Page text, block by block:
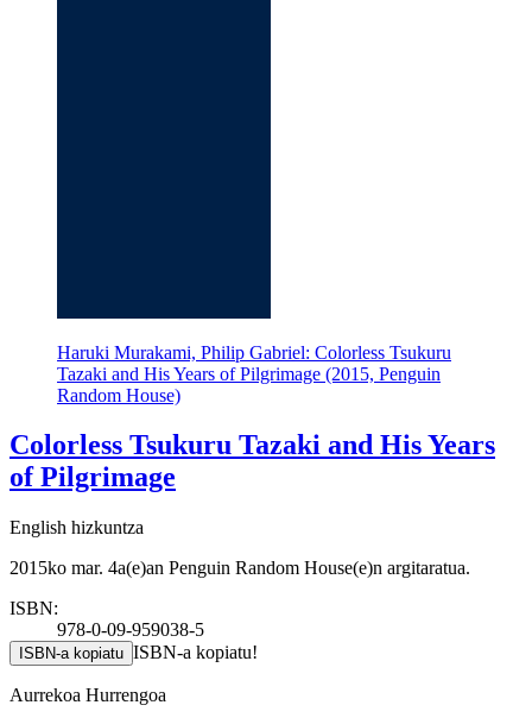
Haruki Murakami, Philip Gabriel: Colorless Tsukuru
Tazaki and His Years of Pilgrimage (2015, Penguin
Random House)
Colorless Tsukuru Tazaki and His Years
of Pilgrimage
English hizkuntza
2015ko mar. 4a(e)an Penguin Random House(e)n argitaratua.
ISBN:
978-0-09-959038-5
ISBN-a kopiatu ISBN-a kopiatu!
Aurrekoa Hurrengoa